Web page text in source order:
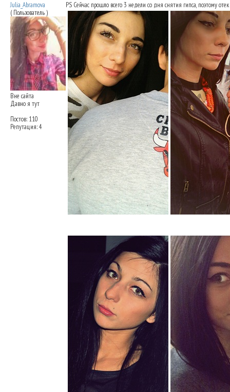
Julia_Abramova
( Пользователь )
Вне сайта
Давно я тут
Постов: 110
Репутация: 4
PS Сейчас прошло всего 3 недели со дня снятия гипса, поэтому